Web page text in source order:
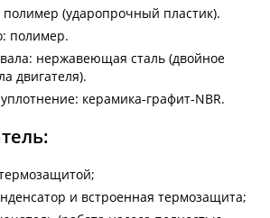
полимер (ударопрочный пластик).
полимер.
нержавеющая сталь (двойное
двигателя).
керамика-графит-NBR.
и встроенная термозащита;